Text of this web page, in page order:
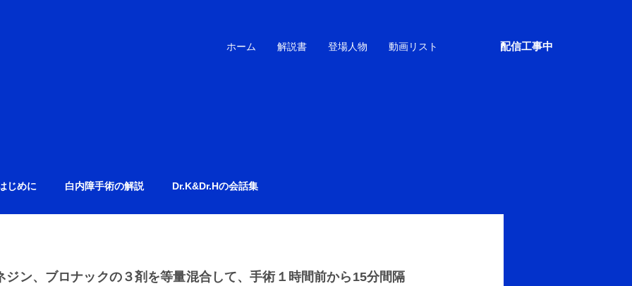
ホーム 解説書 登場人物 動画リスト 配信工事中
じめに 白内障手術の解説 Dr.K&Dr.Hの会話集
ジン、ブロナックの３剤を等量混合して、手術１時間前から15分間隔